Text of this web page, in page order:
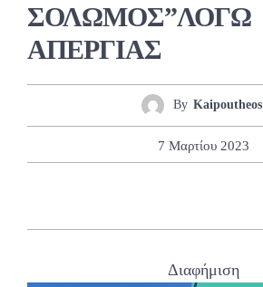
ΣΟΛΩΜΟΣ”ΛΟΓΩ
ΑΠΕΡΓΙΑΣ
By Kaipoutheos
7 Μαρτίου 2023
Διαφήμιση